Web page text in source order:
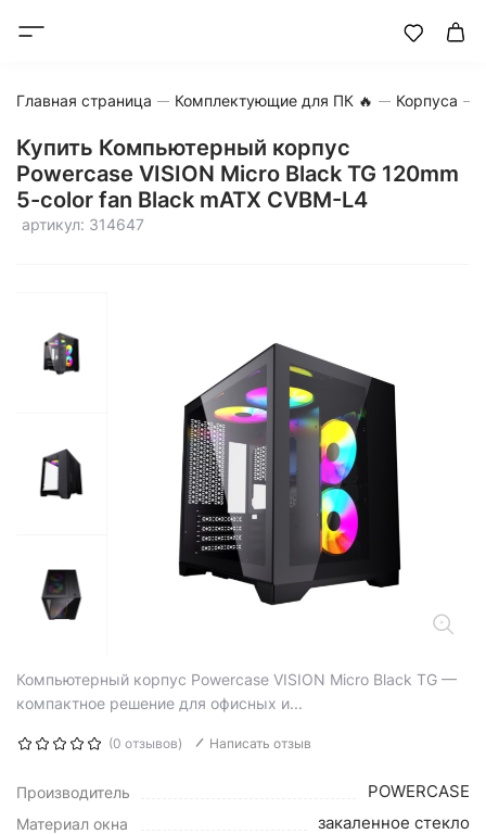
Главная страница Комплектующие для ПК 🔥 Корпуса
Купить Компьютерный корпус
Powercase VISION Micro Black TG 120mm
5-color fan Black mATX CVBM-L4
артикул: 314647
Компьютерный корпус Powercase VISION Micro Black TG —
компактное решение для офисных и...
(0 отзывов) Написать отзыв
Производитель POWERCASE
Материал окна закаленное стекло